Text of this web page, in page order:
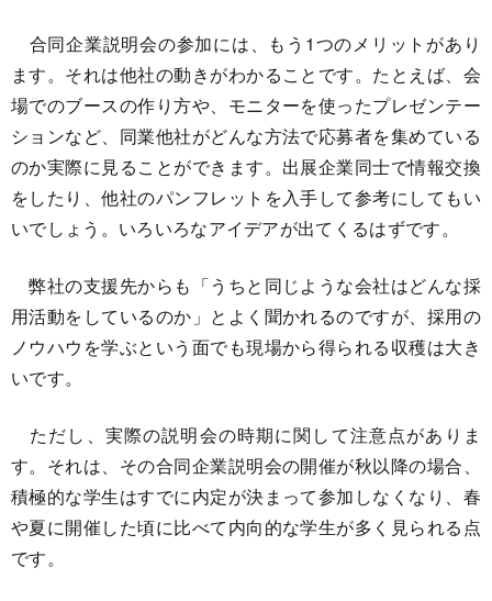
合同企業説明会の参加には、もう1つのメリットがあり
ます。それは他社の動きがわかることです。たとえば、会
場でのブースの作り方や、モニターを使ったプレゼンテー
ションなど、同業他社がどんな方法で応募者を集めている
のか実際に見ることができます。出展企業同士で情報交換
をしたり、他社のパンフレットを入手して参考にしてもい
いでしょう。いろいろなアイデアが出てくるはずです。
弊社の支援先からも「うちと同じような会社はどんな採
用活動をしているのか」とよく聞かれるのですが、採用の
ノウハウを学ぶという面でも現場から得られる収穫は大き
いです。
ただし、実際の説明会の時期に関して注意点がありま
す。それは、その合同企業説明会の開催が秋以降の場合、
積極的な学生はすでに内定が決まって参加しなくなり、春
や夏に開催した頃に比べて内向的な学生が多く見られる点
です。